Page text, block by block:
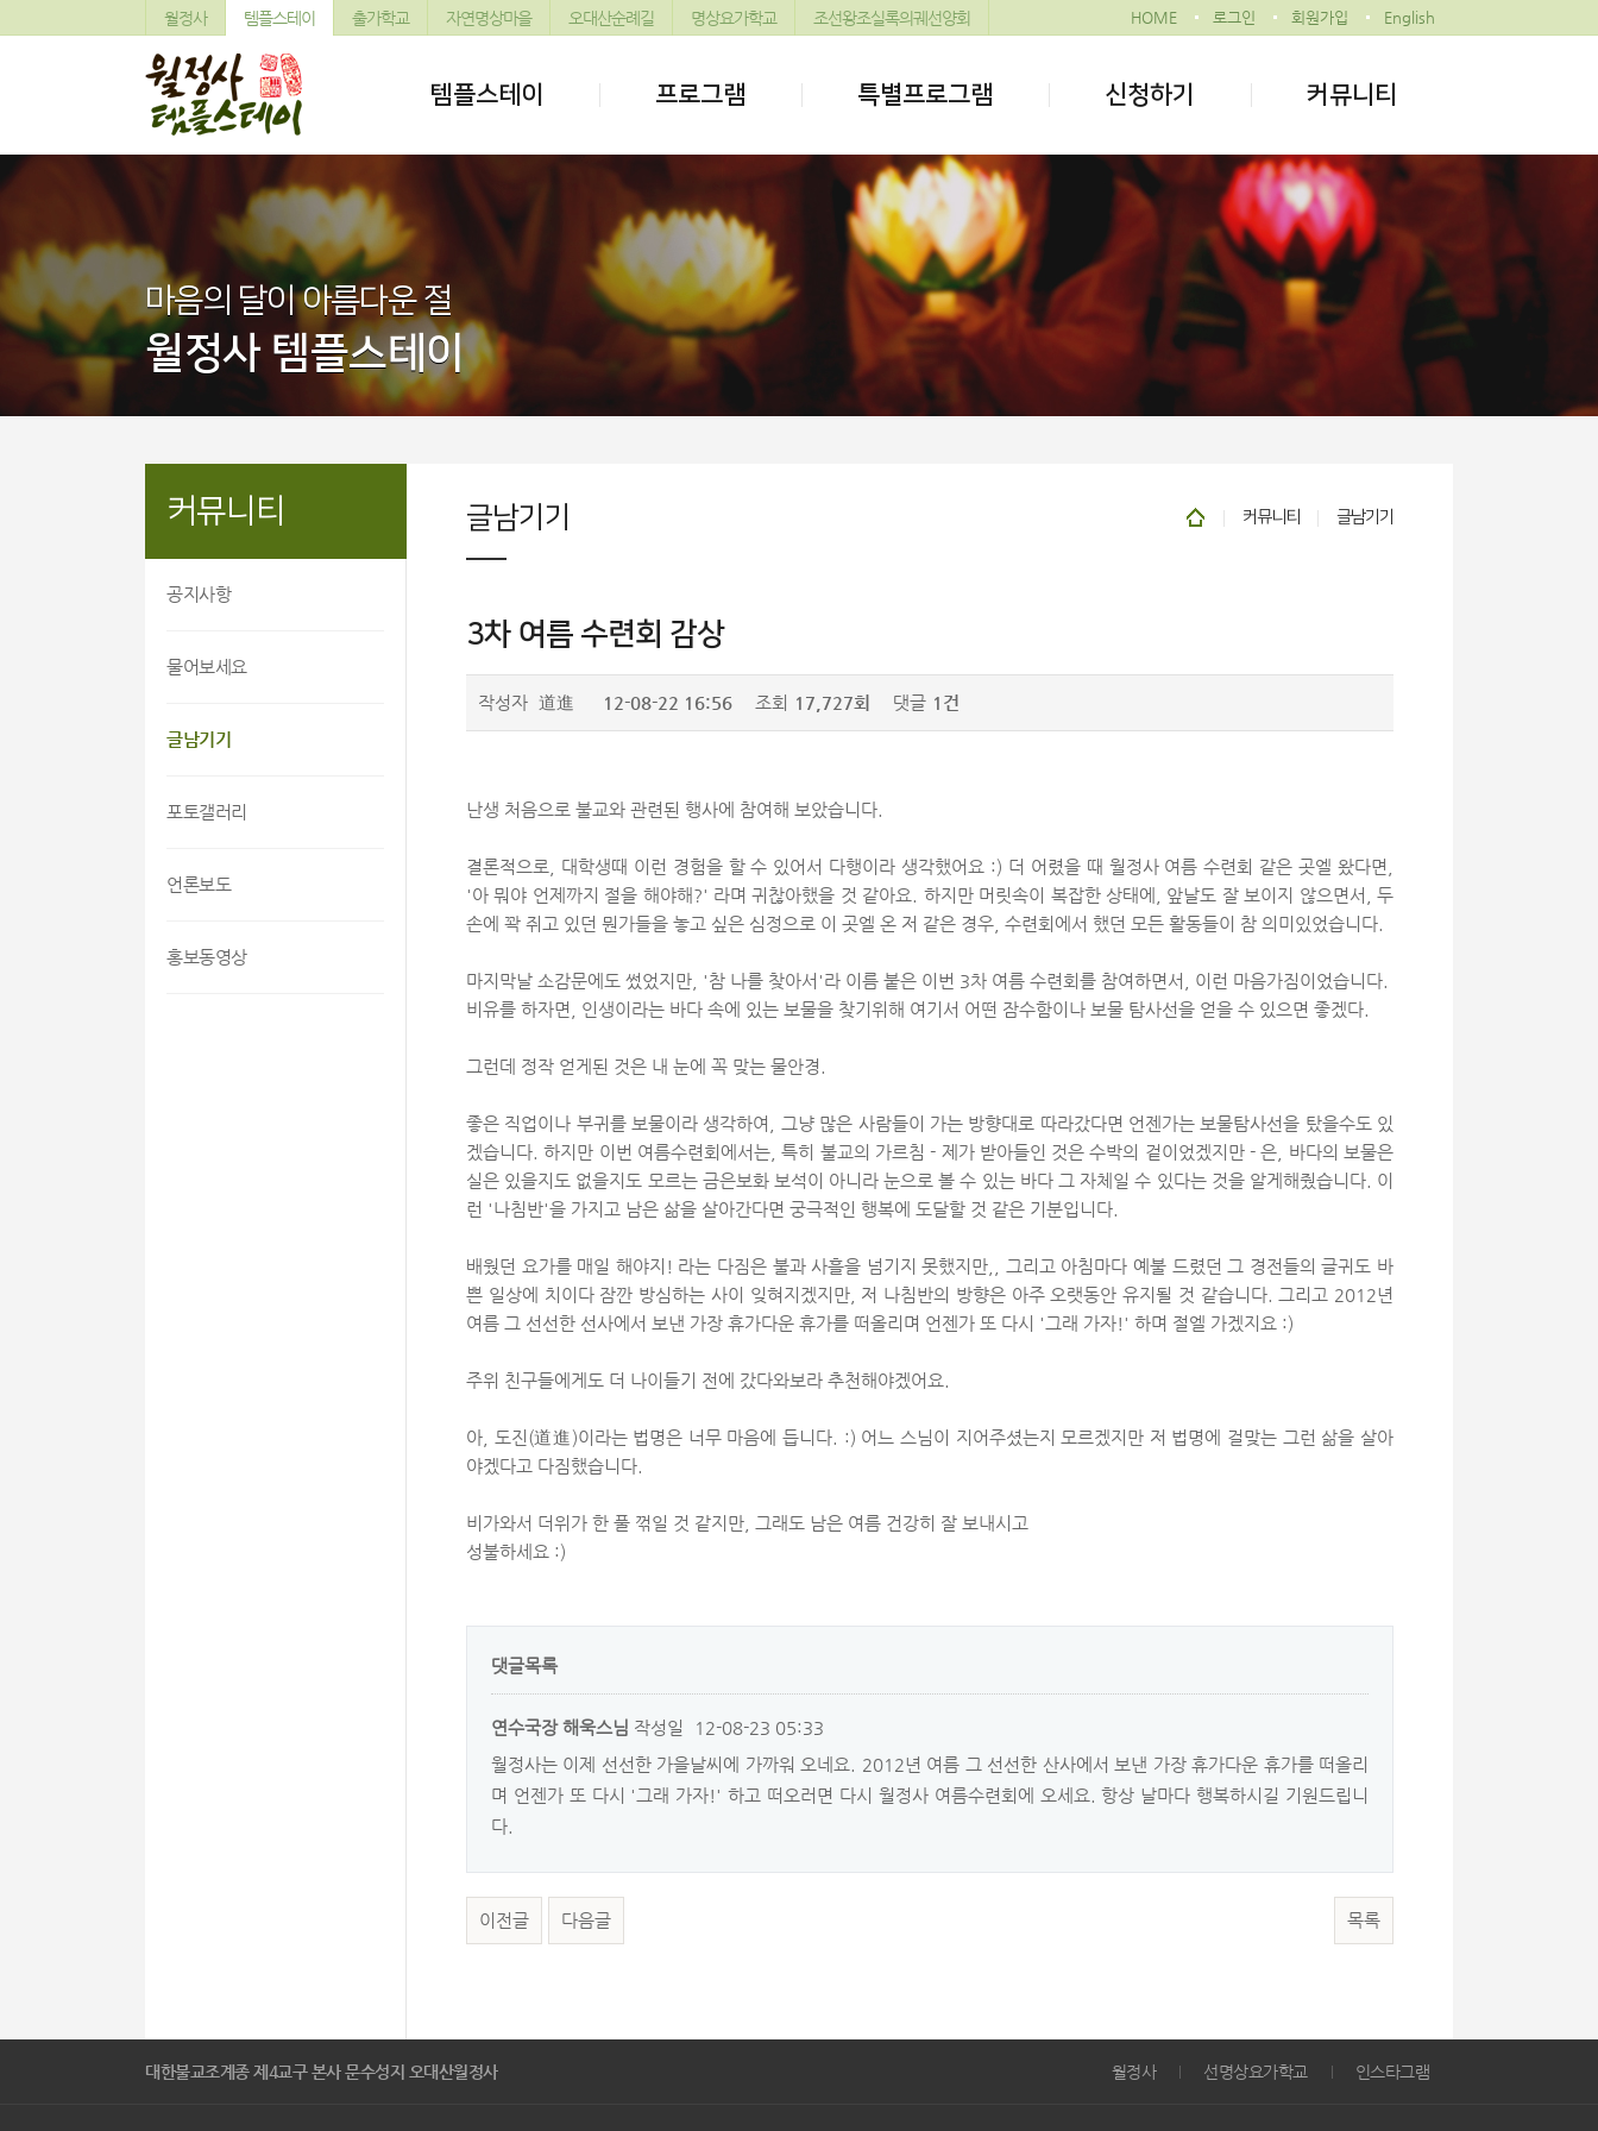
월정사 템플스테이 출가학교 자연명상마을 오대산순례길 명상요가학교 조선왕조실록의궤선양회 HOME 로그인 회원가입 English
템플스테이 프로그램 특별프로그램 신청하기 커뮤니티
마음의 달이 아름다운 절
월정사 템플스테이
커뮤니티
공지사항
물어보세요
글남기기
포토갤러리
언론보도
홍보동영상
커뮤니티 글남기기
글남기기
3차 여름 수련회 감상
작성자 道進 12-08-22 16:56 조회 17,727회 댓글 1건
난생 처음으로 불교와 관련된 행사에 참여해 보았습니다.
결론적으로, 대학생때 이런 경험을 할 수 있어서 다행이라 생각했어요 :) 더 어렸을 때 월정사 여름 수련회 같은 곳엘 왔다면,
'아 뭐야 언제까지 절을 해야해?' 라며 귀찮아했을 것 같아요. 하지만 머릿속이 복잡한 상태에, 앞날도 잘 보이지 않으면서, 두
손에 꽉 쥐고 있던 뭔가들을 놓고 싶은 심정으로 이 곳엘 온 저 같은 경우, 수련회에서 했던 모든 활동들이 참 의미있었습니다.
마지막날 소감문에도 썼었지만, '참 나를 찾아서'라 이름 붙은 이번 3차 여름 수련회를 참여하면서, 이런 마음가짐이었습니다.
비유를 하자면, 인생이라는 바다 속에 있는 보물을 찾기위해 여기서 어떤 잠수함이나 보물 탐사선을 얻을 수 있으면 좋겠다.
그런데 정작 얻게된 것은 내 눈에 꼭 맞는 물안경.
좋은 직업이나 부귀를 보물이라 생각하여, 그냥 많은 사람들이 가는 방향대로 따라갔다면 언젠가는 보물탐사선을 탔을수도 있
겠습니다. 하지만 이번 여름수련회에서는, 특히 불교의 가르침 - 제가 받아들인 것은 수박의 겉이었겠지만 - 은, 바다의 보물은
실은 있을지도 없을지도 모르는 금은보화 보석이 아니라 눈으로 볼 수 있는 바다 그 자체일 수 있다는 것을 알게해줬습니다. 이
런 '나침반'을 가지고 남은 삶을 살아간다면 궁극적인 행복에 도달할 것 같은 기분입니다.
배웠던 요가를 매일 해야지! 라는 다짐은 불과 사흘을 넘기지 못했지만,, 그리고 아침마다 예불 드렸던 그 경전들의 글귀도 바
쁜 일상에 치이다 잠깐 방심하는 사이 잊혀지겠지만, 저 나침반의 방향은 아주 오랫동안 유지될 것 같습니다. 그리고 2012년
여름 그 선선한 선사에서 보낸 가장 휴가다운 휴가를 떠올리며 언젠가 또 다시 '그래 가자!' 하며 절엘 가겠지요 :)
주위 친구들에게도 더 나이들기 전에 갔다와보라 추천해야겠어요.
아, 도진(道進)이라는 법명은 너무 마음에 듭니다. :) 어느 스님이 지어주셨는지 모르겠지만 저 법명에 걸맞는 그런 삶을 살아
야겠다고 다짐했습니다.
비가와서 더위가 한 풀 꺾일 것 같지만, 그래도 남은 여름 건강히 잘 보내시고
성불하세요 :)
댓글목록
연수국장 해욱스님 작성일
12-08-23 05:33
월정사는 이제 선선한 가을날씨에 가까워 오네요. 2012년 여름 그 선선한 산사에서 보낸 가장 휴가다운 휴가를 떠올리
며 언젠가 또 다시 '그래 가자!' 하고 떠오러면 다시 월정사 여름수련회에 오세요. 항상 날마다 행복하시길 기원드립니
다.
이전글 다음글 목록
대한불교조계종 제4교구 본사 문수성지 오대산월정사 월정사 선명상요가학교 인스타그램